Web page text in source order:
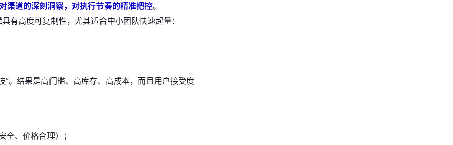
渠道的深刻洞察，对执行节奏的精准把控。
有高度可复制性，尤其适合中小团队快速起量：
”。结果是高门槛、高库存、高成本，而且用户接受度
全、价格合理）；